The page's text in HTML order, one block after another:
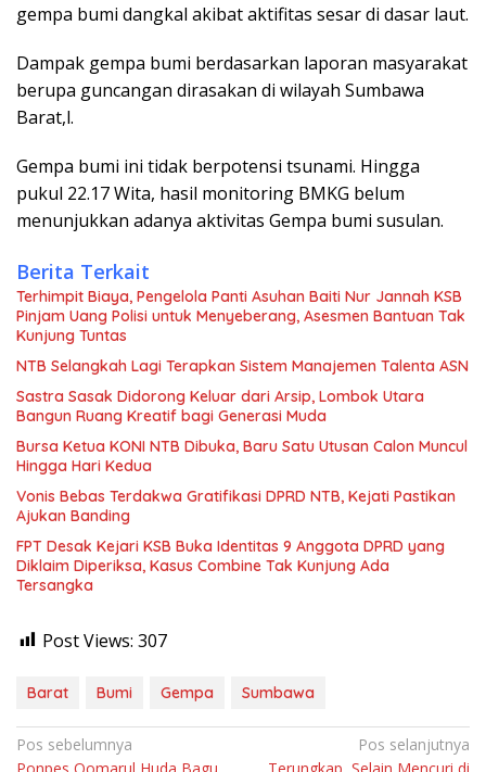
gempa bumi dangkal akibat aktifitas sesar di dasar laut.
Dampak gempa bumi berdasarkan laporan masyarakat
berupa guncangan dirasakan di wilayah Sumbawa
Barat,l.
Gempa bumi ini tidak berpotensi tsunami. Hingga
pukul 22.17 Wita, hasil monitoring BMKG belum
menunjukkan adanya aktivitas Gempa bumi susulan.
Berita Terkait
Terhimpit Biaya, Pengelola Panti Asuhan Baiti Nur Jannah KSB
Pinjam Uang Polisi untuk Menyeberang, Asesmen Bantuan Tak
Kunjung Tuntas
NTB Selangkah Lagi Terapkan Sistem Manajemen Talenta ASN
Sastra Sasak Didorong Keluar dari Arsip, Lombok Utara
Bangun Ruang Kreatif bagi Generasi Muda
Bursa Ketua KONI NTB Dibuka, Baru Satu Utusan Calon Muncul
Hingga Hari Kedua
Vonis Bebas Terdakwa Gratifikasi DPRD NTB, Kejati Pastikan
Ajukan Banding
FPT Desak Kejari KSB Buka Identitas 9 Anggota DPRD yang
Diklaim Diperiksa, Kasus Combine Tak Kunjung Ada
Tersangka
Post Views: 307
Barat Bumi Gempa Sumbawa
Navigasi
Pos sebelumnya
Ponpes Qomarul Huda Bagu
Pos selanjutnya
Terungkap, Selain Mencuri di